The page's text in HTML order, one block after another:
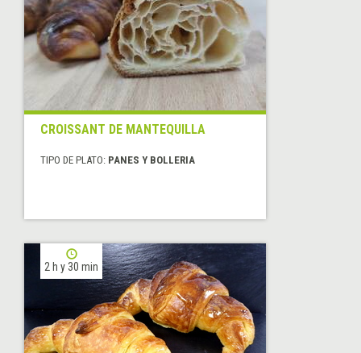
CROISSANT DE MANTEQUILLA
TIPO DE PLATO: PANES Y BOLLERIA
2 h y 30 min